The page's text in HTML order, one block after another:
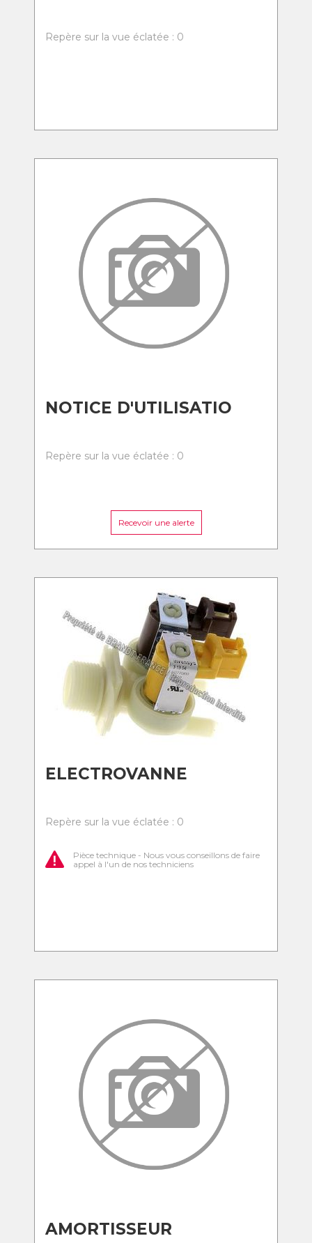
Repère sur la vue éclatée : 0
NOTICE D'UTILISATIO
Repère sur la vue éclatée : 0
Recevoir une alerte
ELECTROVANNE
Repère sur la vue éclatée : 0
Pièce technique - Nous vous conseillons de faire
appel à l'un de nos techniciens
AMORTISSEUR